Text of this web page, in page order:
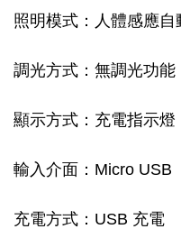
照明模式：人體感應自
調光方式：無調光功能
顯示方式：充電指示燈
輸入介面：Micro USB
充電方式：USB 充電